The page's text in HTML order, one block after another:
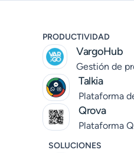
PRODUCTIVIDAD
VargoHub
Gestión de
Talkia
Plataforma
Qrova
Plataforma
SOLUCIONES